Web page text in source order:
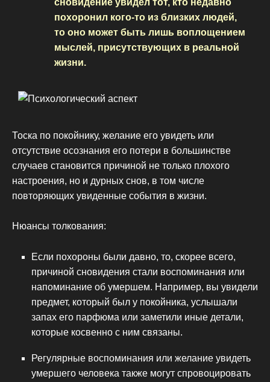
похоронил кого-то из близких людей,
то оно может быть лишь воплощением
мыслей, присутствующих в реальной
жизни.
Тоска по покойнику, желание его увидеть или
отсутствие осознания его потери в большинстве
случаев становится причиной не только плохого
настроения, но и дурных снов, в том числе
повторяющих увиденные события в жизни.
Нюансы толкования:
Если похороны были давно, то, скорее всего,
причиной сновидения стали воспоминания или
напоминание об умершем. Например, вы увидели
предмет, который был у покойника, услышали
запах его парфюма или заметили иные детали,
которые косвенно с ним связаны.
Регулярные воспоминания или желание увидеть
умершего человека также могут спровоцировать